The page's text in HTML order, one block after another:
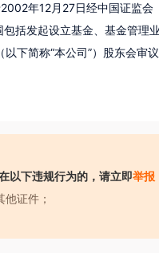
2002年12月27日经中国证监
括发起设立基金、基金管理
以下简称“本公司”）股东会
荷兰投资公司（ING Asset
化作为鲜明特色，努力为投
，形成了高效卓越的团体、标
取信于社会为宗旨，秉承长
以下违规行为的，请立即举报
证件；
金或者以其他名义向您收取财
；